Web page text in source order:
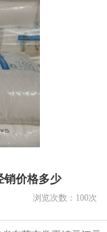
销价格多少
浏览次数： 100次